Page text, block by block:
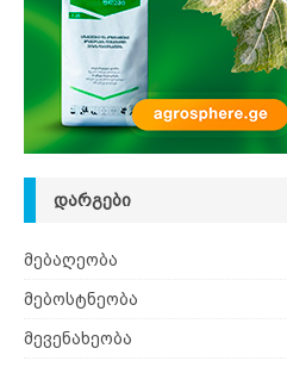
ᲓᲐᲠᲒᲔᲑᲘ
მებაღეობა
მებოსტნეობა
მევენახეობა